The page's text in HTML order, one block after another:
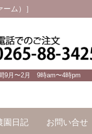
ム）］
9月〜2月 9時am〜4時pm
園日記 お問い合せ